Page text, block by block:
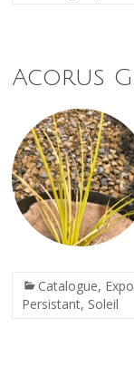
Acorus
Catalogue,
Persistant, Soleil